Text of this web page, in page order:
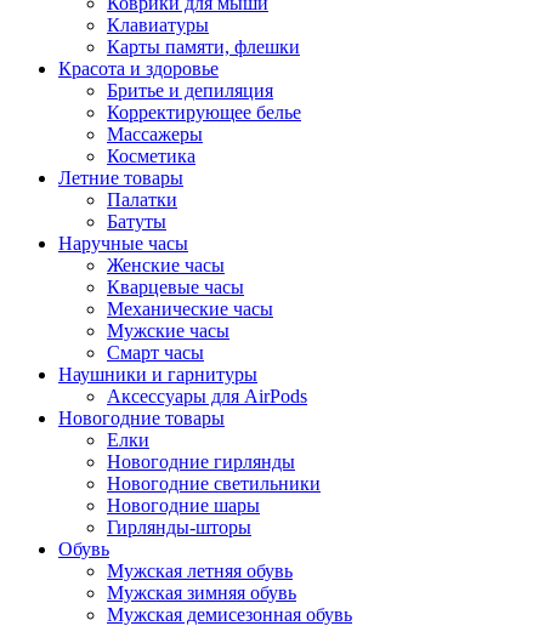
Клавиатуры
Карты памяти, флешки
Красота и здоровье
Бритье и депиляция
Корректирующее белье
Массажеры
Косметика
Летние товары
Палатки
Батуты
Наручные часы
Женские часы
Кварцевые часы
Механические часы
Мужские часы
Смарт часы
Наушники и гарнитуры
Аксессуары для AirPods
Новогодние товары
Елки
Новогодние гирлянды
Новогодние светильники
Новогодние шары
Гирлянды-шторы
Обувь
Мужская летняя обувь
Мужская зимняя обувь
Мужская демисезонная обувь